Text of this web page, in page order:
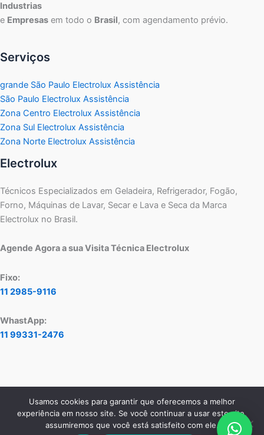
Industrias
e Empresas em todo o Brasil, com agendamento prévio.
Serviços
grande São Paulo Electrolux Assistência
São Paulo Electrolux Assistência
Zona Centro Electrolux Assistência
Zona Sul Electrolux Assistência
Zona Norte Electrolux Assistência
Electrolux
Técnicos Especializados em Geladeira, Refrigerador, Fogão,
Forno, Máquinas de Lavar, Secar e Lava e Seca da Marca
Electrolux no Brasil.
Agende Agora a sua Visita Técnica Electrolux
Fixo:
11 2985-9116
WhastApp:
11 99331-2476
Copyright © 2026 Assistência Técnica Electrolux - Central de
Atendimento:11 2985-9116- WhatsApp: 11 99331-2476
Usamos cookies para garantir que oferecemos a melhor
experiência em nosso site. Se você continuar a usar este site,
assumiremos que você está satisfeito com ele.